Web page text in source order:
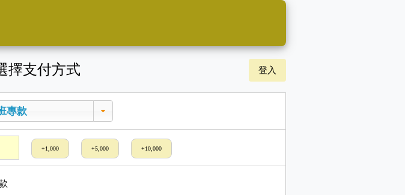
擇支付方式 登入
+1,000 +5,000 +10,000